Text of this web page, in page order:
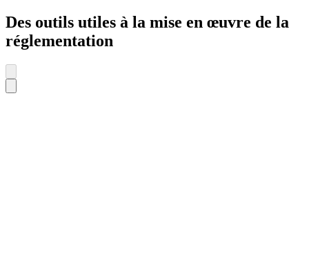
Des outils utiles à la mise en œuvre de la
réglementation